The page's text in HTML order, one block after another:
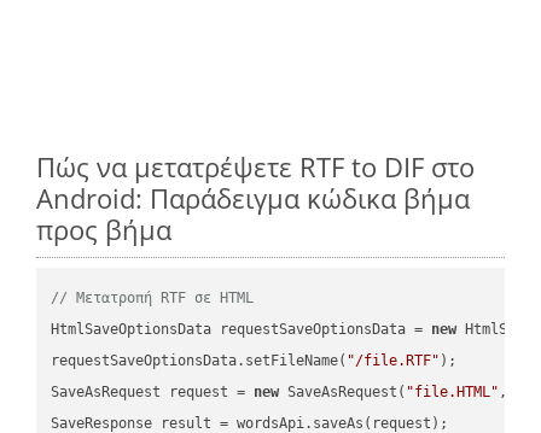
Πώς να μετατρέψετε RTF to DIF στο
Android: Παράδειγμα κώδικα βήμα
προς βήμα
// Μετατροπή RTF σε HTML
HtmlSaveOptionsData requestSaveOptionsData = new
requestSaveOptionsData.setFileName( "/file.RTF" );
SaveAsRequest request = new SaveAsRequest( "file.HTML"
SaveResponse result = wordsApi.saveAs(request);